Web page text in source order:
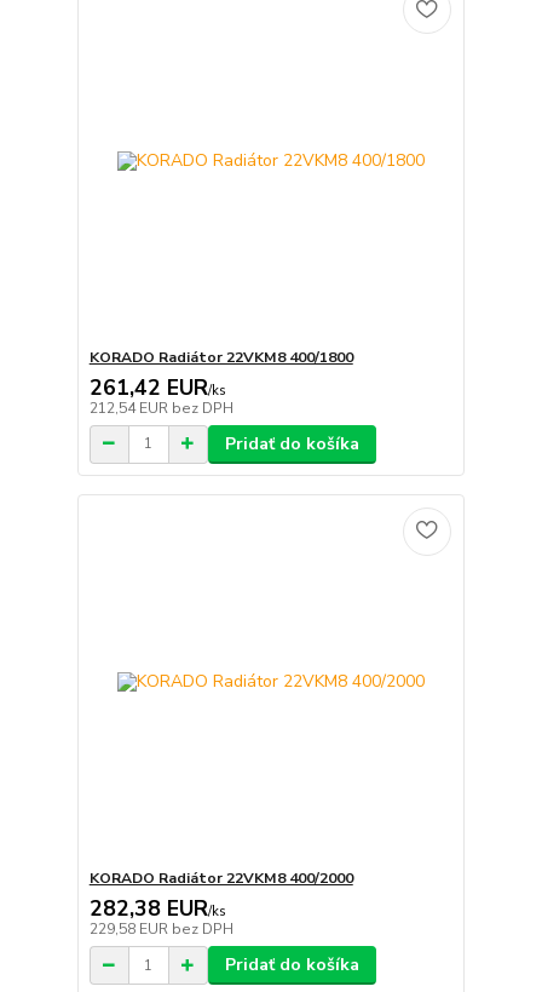
KORADO Radiátor 22VKM8 400/1800
261,42 EUR/ks
212,54 EUR bez DPH
Pridať do košíka
KORADO Radiátor 22VKM8 400/2000
282,38 EUR/ks
229,58 EUR bez DPH
Pridať do košíka